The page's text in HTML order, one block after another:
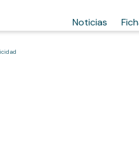
Noticias